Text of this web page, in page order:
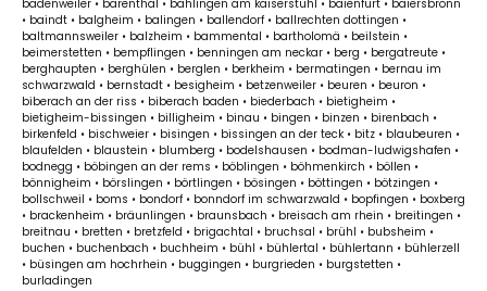
badenweiler • bärenthal • bahlingen am kaiserstuhl • baienfurt • baiersbronn
• baindt • balgheim • balingen • ballendorf • ballrechten dottingen •
baltmannsweiler • balzheim • bammental • bartholomä • beilstein •
beimerstetten • bempflingen • benningen am neckar • berg • bergatreute •
berghaupten • berghülen • berglen • berkheim • bermatingen • bernau im
schwarzwald • bernstadt • besigheim • betzenweiler • beuren • beuron •
biberach an der riss • biberach baden • biederbach • bietigheim •
bietigheim-bissingen • billigheim • binau • bingen • binzen • birenbach •
birkenfeld • bischweier • bisingen • bissingen an der teck • bitz • blaubeuren •
blaufelden • blaustein • blumberg • bodelshausen • bodman-ludwigshafen •
bodnegg • böbingen an der rems • böblingen • böhmenkirch • böllen •
bönnigheim • börslingen • börtlingen • bösingen • böttingen • bötzingen •
bollschweil • boms • bondorf • bonndorf im schwarzwald • bopfingen • boxberg
• brackenheim • bräunlingen • braunsbach • breisach am rhein • breitingen •
breitnau • bretten • bretzfeld • brigachtal • bruchsal • brühl • bubsheim •
buchen • buchenbach • buchheim • bühl • bühlertal • bühlertann • bühlerzell
• büsingen am hochrhein • buggingen • burgrieden • burgstetten •
burladingen